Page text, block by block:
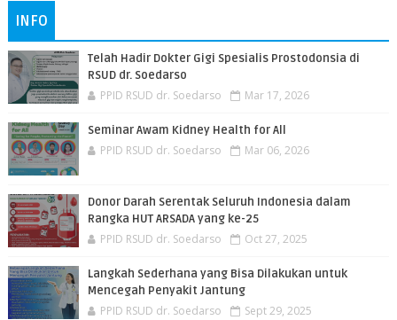
INFO
Telah Hadir Dokter Gigi Spesialis Prostodonsia di
RSUD dr. Soedarso
PPID RSUD dr. Soedarso Mar 17, 2026
Seminar Awam Kidney Health for All
PPID RSUD dr. Soedarso Mar 06, 2026
Donor Darah Serentak Seluruh Indonesia dalam
Rangka HUT ARSADA yang ke-25
PPID RSUD dr. Soedarso Oct 27, 2025
Langkah Sederhana yang Bisa Dilakukan untuk
Mencegah Penyakit Jantung
PPID RSUD dr. Soedarso Sept 29, 2025